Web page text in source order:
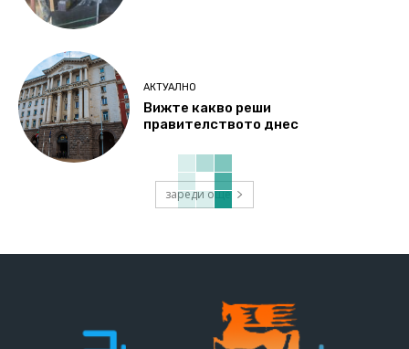
АКТУАЛНО
Вижте какво реши
правителството днес
зареди още